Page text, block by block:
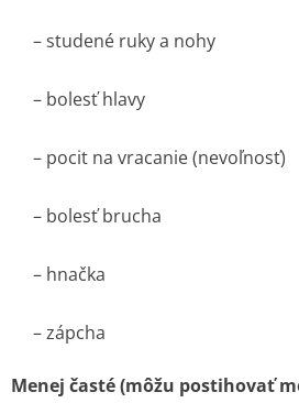
– studené ruky a nohy
– bolesť hlavy
– pocit na vracanie (nevoľnosť)
– bolesť brucha
– hnačka
– zápcha
Menej časté (môžu postihovať